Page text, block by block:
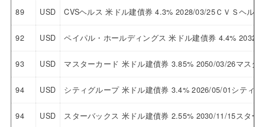
89 USD CVSヘルス 米ドル建債券 4.3% 2028/03/25ＣＶＳヘルス
92 USD ペイパル・ホールディングス 米ドル建債券 4.4% 2032/
93 USD マスターカード 米ドル建債券 3.85% 2050/03/26マスタ
94 USD シティグループ 米ドル建債券 3.4% 2026/05/01シティグ
94 USD スターバックス 米ドル建債券 2.55% 2030/11/15スター